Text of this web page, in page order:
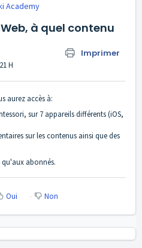
Academy
à quel contenu
Imprimer
H
aurez accès à:
sur 7 appareils différents (iOS,
sur les contenus ainsi que des
abonnés.
Oui Non